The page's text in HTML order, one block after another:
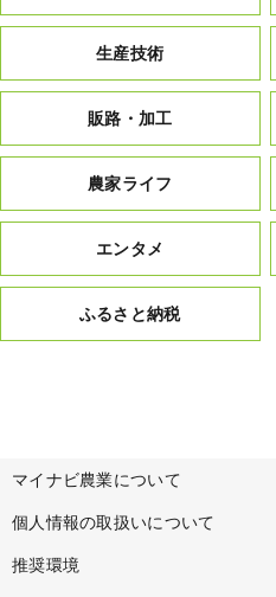
生産技術
販路・加工
農家ライフ
エンタメ
ふるさと納税
マイナビ農業について
個人情報の取扱いについて
推奨環境